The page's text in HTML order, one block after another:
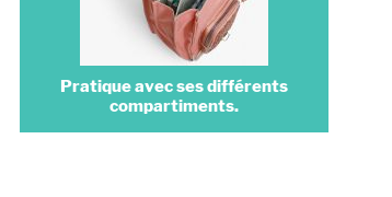
Pratique avec ses différents
compartiments.